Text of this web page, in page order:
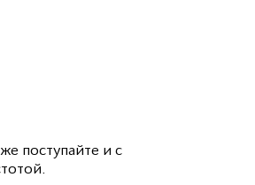
поступайте и с